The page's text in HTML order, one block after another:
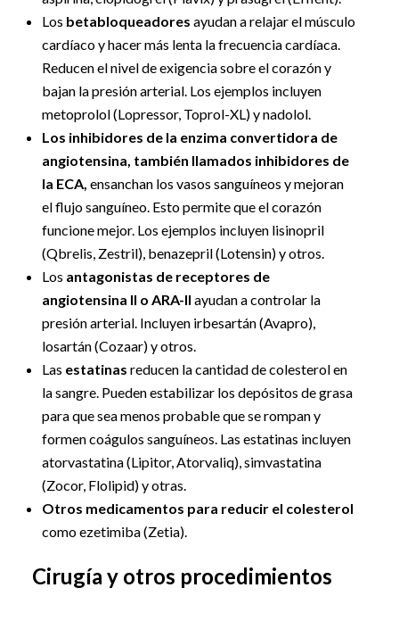
Los betabloqueadores ayudan a relajar el músculo
cardíaco y hacer más lenta la frecuencia cardíaca.
Reducen el nivel de exigencia sobre el corazón y
bajan la presión arterial. Los ejemplos incluyen
metoprolol (Lopressor, Toprol-XL) y nadolol.
Los inhibidores de la enzima convertidora de
angiotensina, también llamados inhibidores de
la ECA, ensanchan los vasos sanguíneos y mejoran
el flujo sanguíneo. Esto permite que el corazón
funcione mejor. Los ejemplos incluyen lisinopril
(Qbrelis, Zestril), benazepril (Lotensin) y otros.
Los antagonistas de receptores de
angiotensina II o ARA-II ayudan a controlar la
presión arterial. Incluyen irbesartán (Avapro),
losartán (Cozaar) y otros.
Las estatinas reducen la cantidad de colesterol en
la sangre. Pueden estabilizar los depósitos de grasa
para que sea menos probable que se rompan y
formen coágulos sanguíneos. Las estatinas incluyen
atorvastatina (Lipitor, Atorvaliq), simvastatina
(Zocor, Flolipid) y otras.
Otros medicamentos para reducir el colesterol
como ezetimiba (Zetia).
Cirugía y otros procedimientos